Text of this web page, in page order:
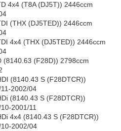
4x4 (T8A (DJ5T)) 2446ccm
(THX (DJ5TED)) 2446ccm
4x4 (THX (DJ5TED)) 2446ccm
(8140.63 (F28D)) 2798ccm
(8140.43 S (F28DTCR))
2002/04
(8140.43 S (F28DTCR))
2001/11
4x4 (8140.43 S (F28DTCR))
2002/04